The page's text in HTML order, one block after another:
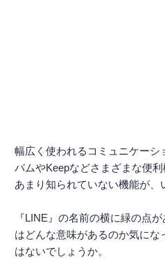
幅広く使われるコミュニケーシ
バムやKeepなどさまざまな便利
あまり知られていない機能が、
『LINE』の名前の横に緑の点
はどんな意味があるのか気に
はないでしょうか。